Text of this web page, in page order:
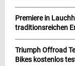
Premiere in
traditionsreichen
Triumph Offroad
Bikes kostenlos